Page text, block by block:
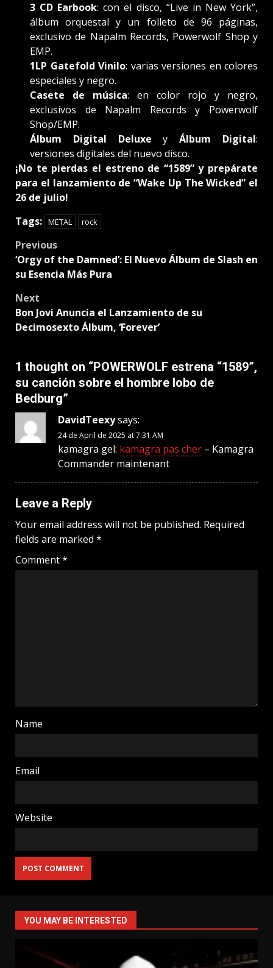
3 CD Earbook: con el disco, “Live in New York”,
álbum orquestal y un folleto de 96 páginas,
exclusivo de Napalm Records, Powerwolf Shop y
EMP.
1LP Gatefold Vinilo: varias versiones en colores
especiales y negro.
Casete de música: en color rojo y negro,
exclusivos de Napalm Records y Powerwolf
Shop/EMP.
Álbum Digital Deluxe yÁlbum Digital:
versiones digitales del nuevo disco.
¡No te pierdas el estreno de “1589” y prepárate
para el lanzamiento de “Wake Up The Wicked” el
26 de julio!
Tags: METAL rock
Post
navigation
Previous
‘Orgy of the Damned’: El Nuevo Álbum de Slash en
su Esencia Más Pura
Next
Bon Jovi Anuncia el Lanzamiento de su
Decimosexto Álbum, ‘Forever’
1 thought on “POWERWOLF estrena “1589”,
su canción sobre el hombre lobo de
Bedburg”
DavidTeexysays:
24 de April de 2025 at 7:31 AM
kamagra gel: kamagra pas cher – Kamagra
Commander maintenant
Leave a Reply
Your email address will not be published. Required
fields are marked *
Comment*
Name
Email
Website
YOU MAY BE INTERESTED